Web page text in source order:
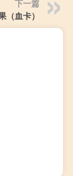
下一篇
（血卡）